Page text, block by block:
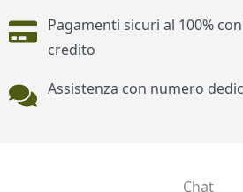
Pagamenti sicuri al 100%
credito
Assistenza con numero
Chat